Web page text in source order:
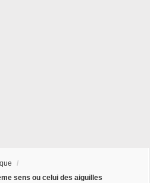
/
sens ou celui des aiguilles